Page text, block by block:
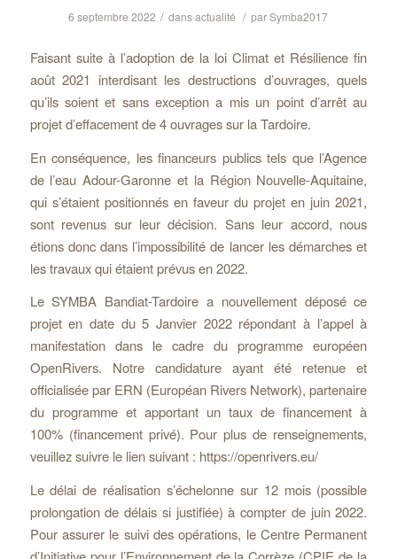
6 septembre 2022 / dansactualité / parSymba2017
Faisant suite à l’adoption de la loi Climat et Résilience fin
août 2021 interdisant les destructions d’ouvrages, quels
qu’ils soient et sans exception a mis un point d’arrêt au
projet d’effacement de 4 ouvrages sur la Tardoire.
En conséquence, les financeurs publics tels que l’Agence
de l’eau Adour-Garonne et la Région Nouvelle-Aquitaine,
qui s’étaient positionnés en faveur du projet en juin 2021,
sont revenus sur leur décision. Sans leur accord, nous
étions donc dans l’impossibilité de lancer les démarches et
les travaux qui étaient prévus en 2022.
Le SYMBA Bandiat-Tardoire a nouvellement déposé ce
projet en date du 5 Janvier 2022 répondant à l’appel à
manifestation dans le cadre du programme européen
OpenRivers. Notre candidature ayant été retenue et
officialisée par ERN (Européan Rivers Network), partenaire
du programme et apportant un taux de financement à
100% (financement privé). Pour plus de renseignements,
veuillez suivre le lien suivant : https://openrivers.eu/
Le délai de réalisation s’échelonne sur 12 mois (possible
prolongation de délais si justifiée) à compter de juin 2022.
Pour assurer le suivi des opérations, le Centre Permanent